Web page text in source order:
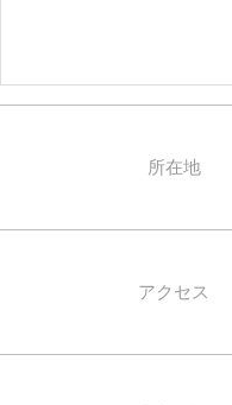
所在地
アクセス